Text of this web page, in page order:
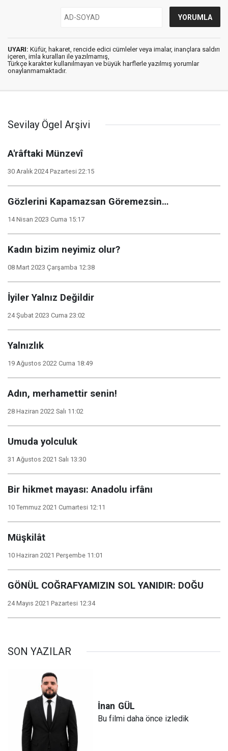
UYARI: Küfür, hakaret, rencide edici cümleler veya imalar, inançlara saldırı
içeren, imla kuralları ile yazılmamış,
Türkçe karakter kullanılmayan ve büyük harflerle yazılmış yorumlar
onaylanmamaktadır.
Sevilay Ögel Arşivi
A'râftaki Münzevî
30 Aralık 2024 Pazartesi 22:15
Gözlerini Kapamazsan Göremezsin…
14 Nisan 2023 Cuma 15:17
Kadın bizim neyimiz olur?
08 Mart 2023 Çarşamba 12:38
İyiler Yalnız Değildir
24 Şubat 2023 Cuma 23:02
Yalnızlık
19 Ağustos 2022 Cuma 18:49
Adın, merhamettir senin!
28 Haziran 2022 Salı 11:02
Umuda yolculuk
31 Ağustos 2021 Salı 13:30
Bir hikmet mayası: Anadolu irfânı
10 Temmuz 2021 Cumartesi 12:11
Müşkilât
10 Haziran 2021 Perşembe 11:01
GÖNÜL COĞRAFYAMIZIN SOL YANIDIR: DOĞU
24 Mayıs 2021 Pazartesi 12:34
SON YAZILAR
İnan GÜL
Bu filmi daha önce izledik